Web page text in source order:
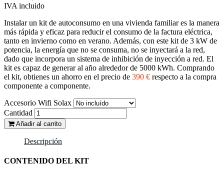
IVA incluido
Instalar un kit de autoconsumo en una vivienda familiar es la manera
más rápida y eficaz para reducir el consumo de la factura eléctrica,
tanto en invierno como en verano. Además, con este kit de 3 kW de
potencia, la energía que no se consuma, no se inyectará a la red,
dado que incorpora un sistema de inhibición de inyección a red. El
kit es capaz de generar al año alrededor de 5000 kWh. Comprando
el kit, obtienes un ahorro en el precio de 390 € respecto a la compra
componente a componente.
Accesorio Wifi Solax
Cantidad
Añadir al carrito
Descripción
CONTENIDO DEL KIT